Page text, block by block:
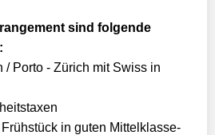
sind folgende
/ Porto - Zürich mit Swiss in
in guten Mittelklasse-